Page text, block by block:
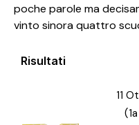
poche parole ma
vinto sinora quattro
Risultati
11